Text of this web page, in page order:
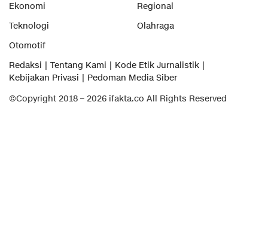
Ekonomi
Regional
Teknologi
Olahraga
Otomotif
Redaksi
Tentang Kami
Kode Etik Jurnalistik
Kebijakan Privasi
Pedoman Media Siber
©Copyright 2018 – 2026 ifakta.co All Rights Reserved